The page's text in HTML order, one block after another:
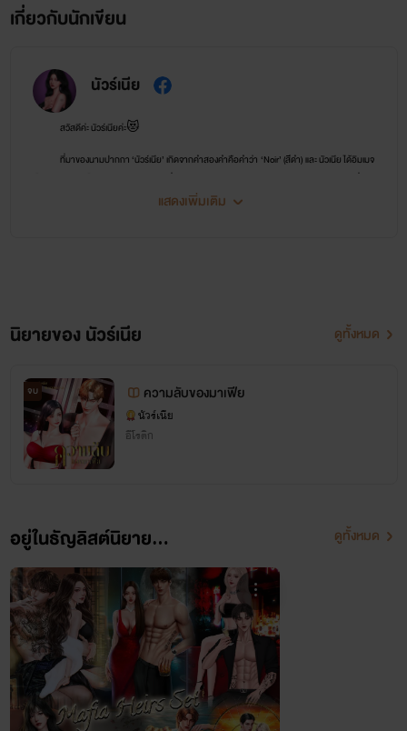
เกี่ยวกับนักเขียน
นัวร์เนีย
สวัสดีค่ะ นัวร์เนียค่ะ😻
ที่มาของนามปากกา ‘นัวร์เนีย’ เกิดจากคำสองคำคือคำว่า ‘Noir’ (สีดำ) และ นัวเนีย ได้อิมเมจ
เป็นนักเขียนตัวเล็กตัวน้อยแบบแมวดำ ที่คอยคลอเคลียขาผู้อ่าน (ฮิๆ) ประกอบกับแนวนิยายที่ชอบ
เขียนเป็นแนวฟีลกู้ดอ่านง่าย ละมุนตุ้น โลกมันโหดร้ายอยู่แล้ว ก็ไม่อยากอ่านอะไรที่ปวดหัวใช่ไหมล่ะคะ
ยินดีที่ได้พบกันค่ะ
แสดงเพิ่มเติม
นิยายของ นัวร์เนีย ดูทั้งหมด
จบ ความลับของมาเฟีย
นัวร์เนีย
อีโรติก
อยู่ในธัญลิสต์นิยาย... ดูทั้งหมด